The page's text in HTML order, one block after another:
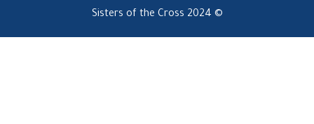
Sisters of the Cross 2024 ©